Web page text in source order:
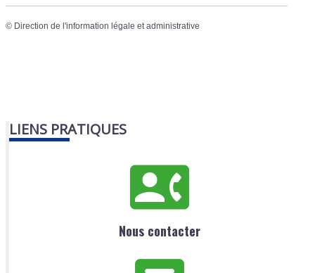
© Direction de l'information légale et administrative
LIENS PRATIQUES
Nous contacter